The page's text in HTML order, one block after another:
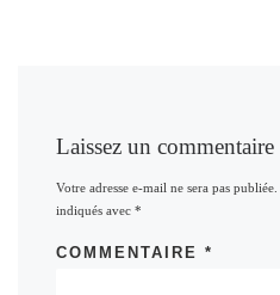
Laissez un commentaire
Votre adresse e-mail ne sera pas publiée.
indiqués avec*
COMMENTAIRE*